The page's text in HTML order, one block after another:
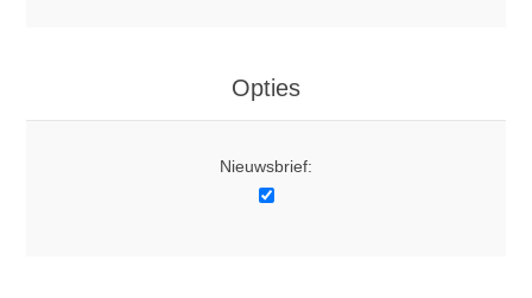
Opties
Nieuwsbrief: